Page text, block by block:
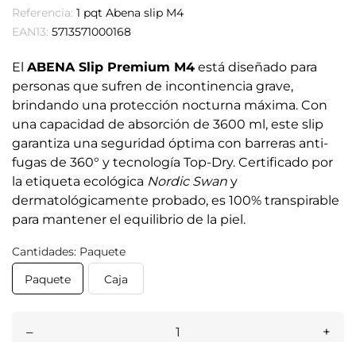
Referencia: 1 pqt Abena slip M4
EAN13: 5713571000168
El ABENA Slip Premium M4 está diseñado para
personas que sufren de incontinencia grave,
brindando una protección nocturna máxima. Con
una capacidad de absorción de 3600 ml, este slip
garantiza una seguridad óptima con barreras anti-
fugas de 360° y tecnología Top-Dry. Certificado por
la etiqueta ecológica Nordic Swan y
dermatológicamente probado, es 100% transpirable
para mantener el equilibrio de la piel.
Cantidades: Paquete
Paquete
Caja
– +